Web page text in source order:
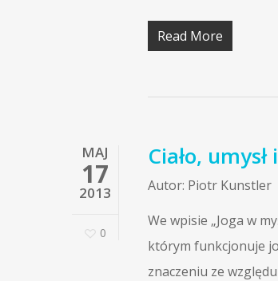
Read More
MAJ
17
2013
0
Ciało,
Autor: Piotr Kunstler
We wpisie „Joga w
którym funkcjonuje
znaczeniu ze